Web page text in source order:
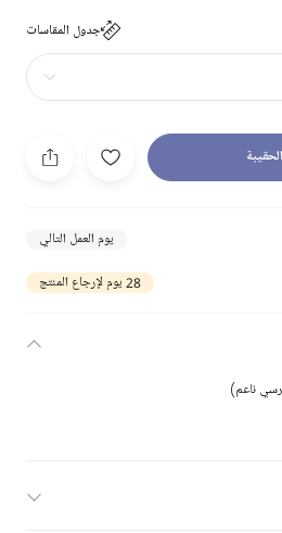
جدول المقاسات
يوم العمل التالي
28 يوم لإرجاع المنتج